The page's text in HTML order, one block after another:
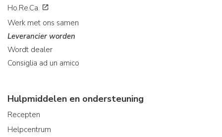
Ho.Re.Ca.
Werk met ons samen
Leverancier worden
Wordt dealer
Consiglia ad un amico
Hulpmiddelen en ondersteuning
Recepten
Helpcentrum